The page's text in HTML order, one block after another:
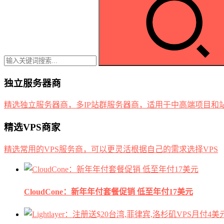
独立服务器商
精选独立服务器商，多IP站群服务器商，适用于中高端项目和
精选VPS商家
精选常用的VPS服务商，可以更灵活根据自己的需求选择VPS
CloudCone：新年年付套餐促销 低至年付17美元